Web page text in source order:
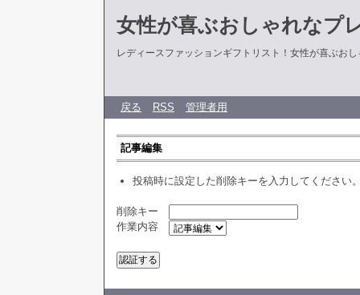
女性が喜ぶおしゃれなプ
レディースファッションギフトリスト！女性が喜ぶお
戻る RSS 管理者用
記事編集
投稿時に設定した削除キーを入力してください
削除キー
作業内容